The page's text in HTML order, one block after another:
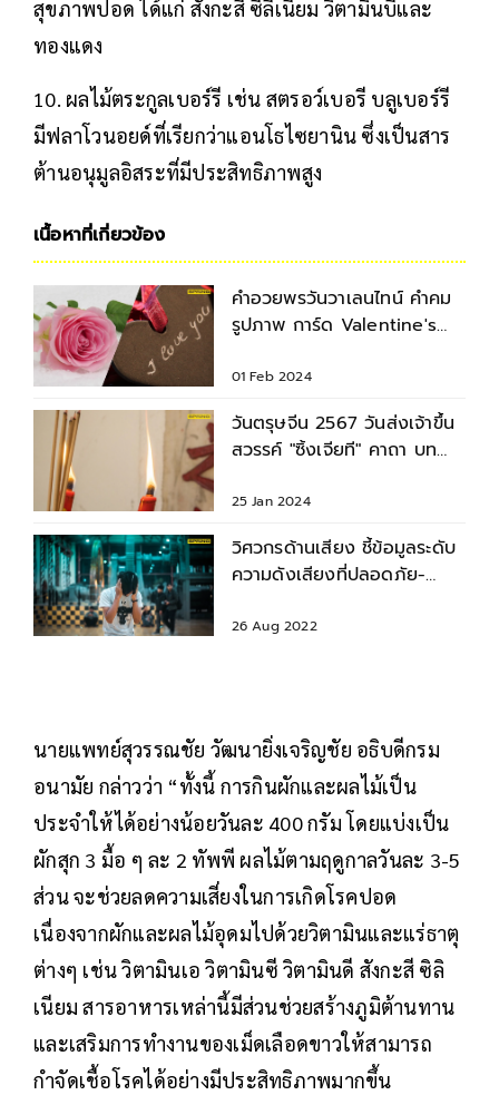
สุขภาพปอด ได้แก่ สังกะสี ซีลีเนียม วิตามินบีและ
ทองแดง
10. ผลไม้ตระกูลเบอร์รี เช่น สตรอว์เบอรี บลูเบอร์รี
มีฟลาโวนอยด์ที่เรียกว่าแอนโธไซยานิน ซึ่งเป็นสาร
ต้านอนุมูลอิสระที่มีประสิทธิภาพสูง
เนื้อหาที่เกี่ยวข้อง
คำอวยพรวันวาเลนไทน์ คำคม
รูปภาพ การ์ด Valentine's
01 Feb 2024
วันตรุษจีน 2567 วันส่งเจ้าขึ้น
สวรรค์ "ซิ้งเจียที" คาถา บท
25 Jan 2024
วิศวกรด้านเสียง ชี้ข้อมูลระดับ
ความดังเสียงที่ปลอดภัย-
26 Aug 2022
นายแพทย์สุวรรณชัย วัฒนายิ่งเจริญชัย อธิบดีกรม
อนามัย กล่าวว่า “ทั้งนี้ การกินผักและผลไม้เป็น
ประจำให้ได้อย่างน้อยวันละ 400 กรัม โดยแบ่งเป็น
ผักสุก 3 มื้อ ๆ ละ 2 ทัพพี ผลไม้ตามฤดูกาลวันละ 3-5
ส่วน จะช่วยลดความเสี่ยงในการเกิดโรคปอด
เนื่องจากผักและผลไม้อุดมไปด้วยวิตามินและแร่ธาตุ
ต่างๆ เช่น วิตามินเอ วิตามินซี วิตามินดี สังกะสี ซิลิ
เนียม สารอาหารเหล่านี้มีส่วนช่วยสร้างภูมิต้านทาน
และเสริมการทำงานของเม็ดเลือดขาวให้สามารถ
กำจัดเชื้อโรคได้อย่างมีประสิทธิภาพมากขึ้น